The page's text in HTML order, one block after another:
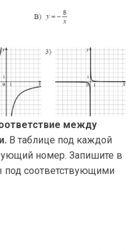
между
В таблице под каждой
номер. Запишите в
соответствующими